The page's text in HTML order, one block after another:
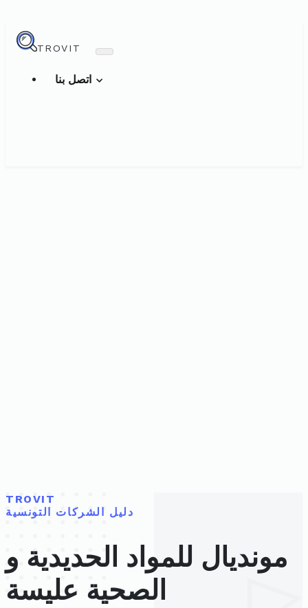
TROVIT
TROVIT
دليل الشركات التونسية
مونديال للمواد الحديدية و
الصحية عليسة